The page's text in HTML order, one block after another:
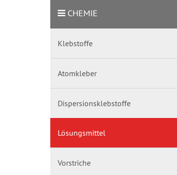
CHEMIE
Klebstoffe
Atomkleber
Dispersionsklebstoffe
Lösungsmittel
Vorstriche